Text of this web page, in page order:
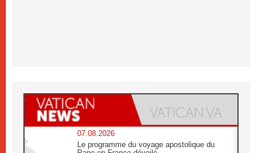
07.08.2026
Le programme du voyage apostolique du